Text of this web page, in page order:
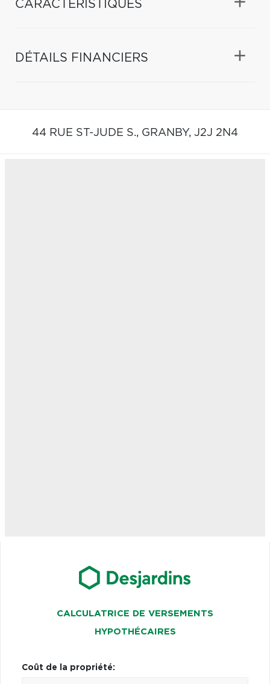
CARACTÉRISTIQUES
DÉTAILS FINANCIERS
44 RUE ST-JUDE S., GRANBY, J2J 2N4
CALCULATRICE DE VERSEMENTS
HYPOTHÉCAIRES
Coût de la propriété: